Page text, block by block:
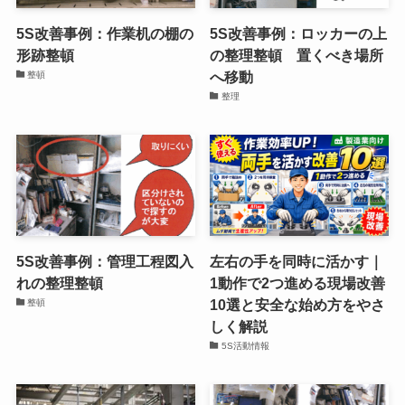
5S改善事例：作業机の棚の
形跡整頓
整頓
5S改善事例：ロッカーの上
の整理整頓 置くべき場所
へ移動
整理
5S改善事例：管理工程図入
れの整理整頓
整頓
左右の手を同時に活かす｜
1動作で2つ進める現場改善
10選と安全な始め方をやさ
しく解説
5S活動情報